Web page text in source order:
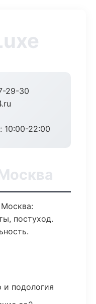
29-30
10:00-22:00
постуход.
подология